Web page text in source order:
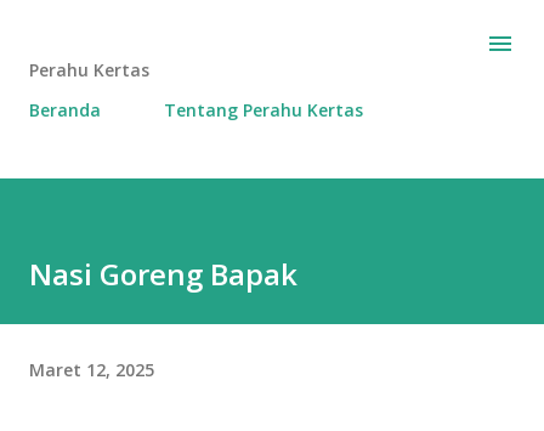
Perahu Kertas
Beranda
Tentang Perahu Kertas
Nasi Goreng Bapak
Maret 12, 2025